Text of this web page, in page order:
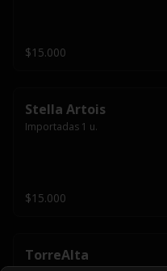
$15.000
Stella Artois
Importadas 1 u.
$15.000
TorreAlta